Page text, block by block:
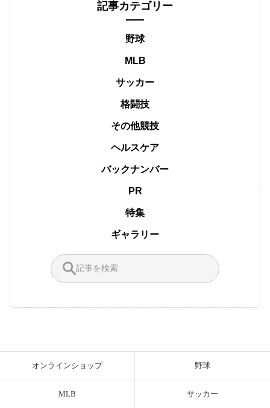
記事カテゴリー
野球
MLB
サッカー
格闘技
その他競技
ヘルスケア
バックナンバー
PR
特集
ギャラリー
オンラインショップ 野球
MLB サッカー